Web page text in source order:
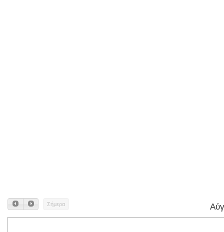
Σήμερα